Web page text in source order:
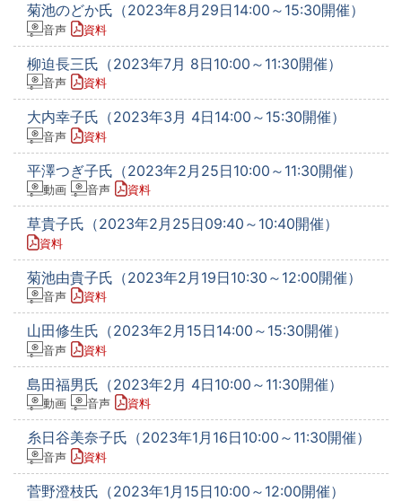
菊池のどか氏（2023年8月29日14:00～15:30開催）
音声 資料
柳迫長三氏（2023年7月 8日10:00～11:30開催）
音声 資料
大内幸子氏（2023年3月 4日14:00～15:30開催）
音声 資料
平澤つぎ子氏（2023年2月25日10:00～11:30開催）
動画 音声 資料
草貴子氏（2023年2月25日09:40～10:40開催）
資料
菊池由貴子氏（2023年2月19日10:30～12:00開催）
音声 資料
山田修生氏（2023年2月15日14:00～15:30開催）
音声 資料
島田福男氏（2023年2月 4日10:00～11:30開催）
動画 音声 資料
糸日谷美奈子氏（2023年1月16日10:00～11:30開催）
音声 資料
菅野澄枝氏（2023年1月15日10:00～12:00開催）